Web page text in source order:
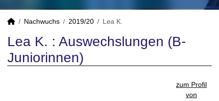
Nachwuchs 2019/20 Lea K.
Lea K. : Auswechslungen (B-
Juniorinnen)
zum Profil
von